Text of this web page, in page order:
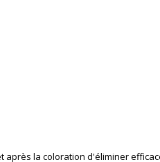
la coloration d'éliminer